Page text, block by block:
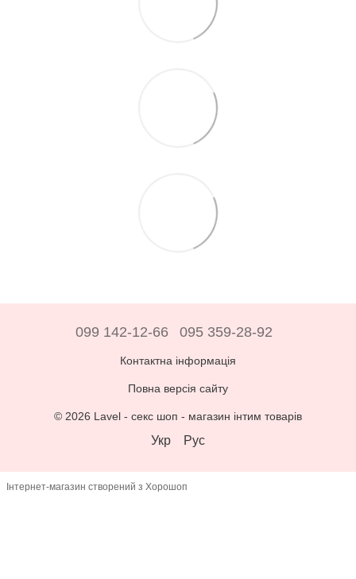
099 142-12-66 095 359-28-92
Контактна інформація
Повна версія сайту
© 2026 Lavel - секс шоп - магазин інтим товарів
Укр Рус
Інтернет-магазин створений з Хорошоп